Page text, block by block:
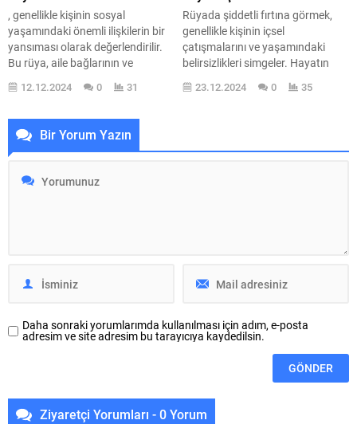
Peki, rüyada...
, genellikle kişinin sosyal
yaşamındaki önemli ilişkilerin bir
yansıması olarak değerlendirilir.
Bu rüya, aile bağlarının ve
dostlukların ne kadar kıymetli
olduğunu vurgulayan bir
bir öğün değil, aynı zamanda
paylaşımın ve bir arada olmanın
simgesidir. Rüyada böyle bir sofra
görmek, kişinin yaşamındaki
sosyal etkileşimlerin ve ilişkilerin
12.12.2024 0 31
Rüyada şiddetli fırtına görmek,
genellikle kişinin içsel
çatışmalarını ve yaşamındaki
belirsizlikleri simgeler. Hayatın
zorlukları ve karmaşası, rüya
dünyasında fırtına şeklinde
23.12.2024 0 35
Bir Yorum Yazın
Daha sonraki yorumlarımda kullanılması için adım, e-posta
adresim ve site adresim bu tarayıcıya kaydedilsin.
Ziyaretçi Yorumları - 0 Yorum